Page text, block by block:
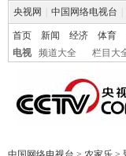
央视网 中国网络电视台
首页 新闻 经济 体育
电视
频道大全 栏目大